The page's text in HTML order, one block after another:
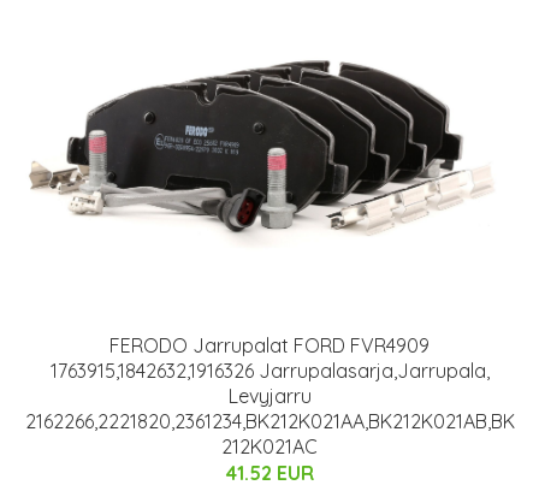
FERODO Jarrupalat FORD FVR4909
1763915,1842632,1916326 Jarrupalasarja,Jarrupala,
Levyjarru
2162266,2221820,2361234,BK212K021AA,BK212K021AB,BK
212K021AC
41.52 EUR